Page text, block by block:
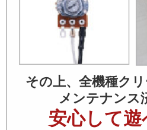
その上、全機種ク
メンテナンス
安心して遊